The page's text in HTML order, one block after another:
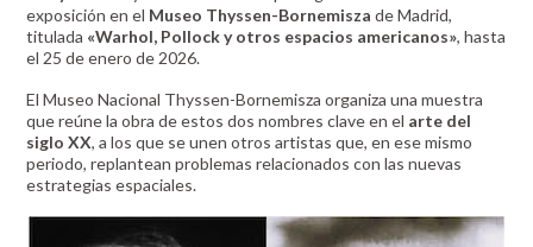
exposición en el Museo Thyssen-Bornemiszade Madrid,
titulada «Warhol, Pollock y otros espacios americanos», hasta
el 25 de enero de 2026.
El Museo Nacional Thyssen-Bornemisza organiza una muestra
que reúne la obra de estos dos nombres clave en el arte del
siglo XX, a los que se unen otros artistas que, en ese mismo
periodo, replantean problemas relacionados con las nuevas
estrategias espaciales.